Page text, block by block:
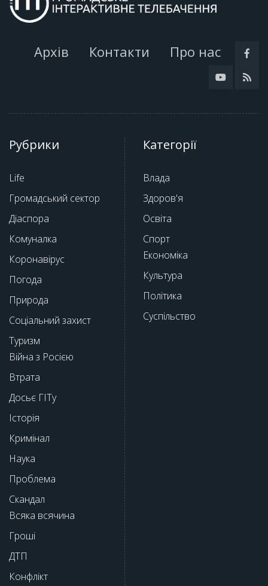
Архів Контакти Про нас
Рубрики
Life
Громадський сектор
Діаспора
Комуналка
Коронавірус
Погода
Природа
Соціальний захист
Туризм
Війна з Росією
Втрата
Досьє ГІТу
Історія
Кримінал
Наука
Проблема
Скандал
Всяка всячина
Гроші
ДТП
Конфлікт
Категорії
Влада
Здоров'я
Освіта
Спорт
Економіка
Культура
Політика
Суспільство